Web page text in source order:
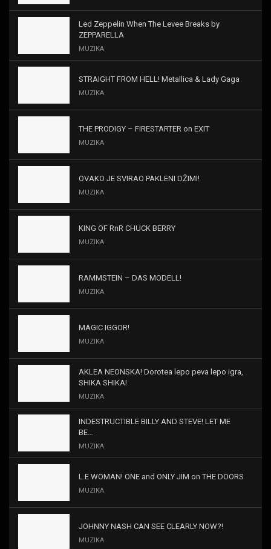
Led Zeppelin When The Levee Breaks by
ZEPPARELLA
MUZIKA
STRAIGHT FROM HELL! Metallica & Lady Gaga
MUZIKA
THE PRODIGY – FIRESTARTER on EXIT
MUZIKA
OVAKO JE SVIRAO PAKLENI DŽIMI!
MUZIKA
KING OF RnR CHUCK BERRY
MUZIKA
RAMMSTEIN – DAS MODELL!
MUZIKA
MAGIC IGGOR!
MUZIKA
AKLEA NEONSKA! Dorotea lepo peva lepo igra,
SHIKA SHIKA!
MUZIKA
INDESTRUCTIBLE BILLY AND STEVE! LET ME
BE…
MUZIKA
L.E WOMAN! ONE and ONLY JIM on THE DOORS
MUZIKA
JOHNNY NASH CAN SEE CLEARLY NOW?!
MUZIKA